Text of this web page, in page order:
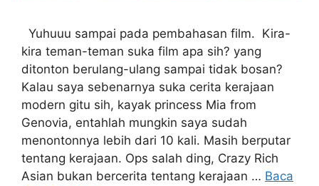
Yuhuuu sampai pada pembahasan film. Kira-
kira teman-teman suka film apa sih? yang
ditonton berulang-ulang sampai tidak bosan?
Kalau saya sebenarnya suka cerita kerajaan
modern gitu sih, kayak princess Mia from
Genovia, entahlah mungkin saya sudah
menontonnya lebih dari 10 kali. Masih berputar
tentang kerajaan. Ops salah ding, Crazy Rich
Asian bukan bercerita tentang kerajaan … Baca